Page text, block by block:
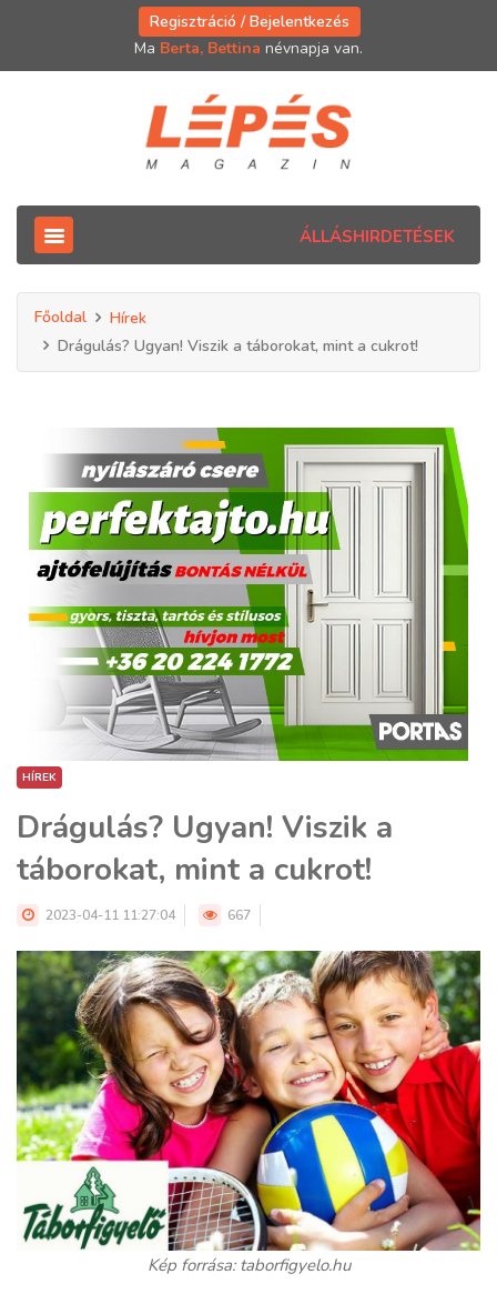
Regisztráció / Bejelentkezés
Ma Berta, Bettina névnapja van.
ÁLLÁSHIRDETÉSEK
Főoldal
Hírek
Drágulás? Ugyan! Viszik a táborokat, mint a cukrot!
HÍREK
Drágulás? Ugyan! Viszik a
táborokat, mint a cukrot!
2023-04-11 11:27:04 667
Kép forrása: taborfigyelo.hu